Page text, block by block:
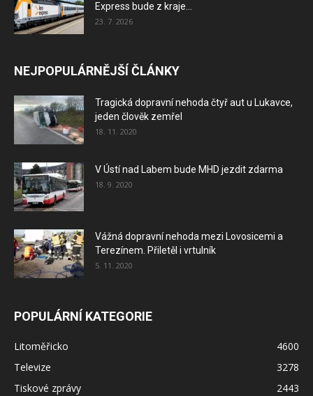
Express bude z kraje...
23. 7. 2026
NEJPOPULÁRNĚJŠÍ ČLÁNKY
Tragická dopravní nehoda čtyř aut u Lukavce,
jeden člověk zemřel
18. 11. 2020
V Ústí nad Labem bude MHD jezdit zdarma
18. 9. 2020
Vážná dopravní nehoda mezi Lovosicemi a
Terezínem. Přiletěl i vrtulník
5. 11. 2020
POPULÁRNÍ KATEGORIE
Litoměřicko
4600
Televize
3278
Tiskové zprávy
2443